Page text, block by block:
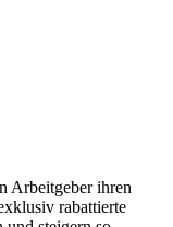
Arbeitgeber ihren
rabattierte